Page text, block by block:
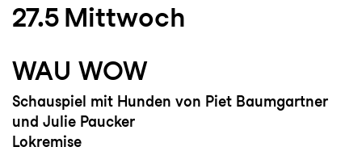
27.5 Mittwoch
WAU WOW
Schauspiel mit Hunden von Piet Baumgartner
und Julie Paucker
Lokremise